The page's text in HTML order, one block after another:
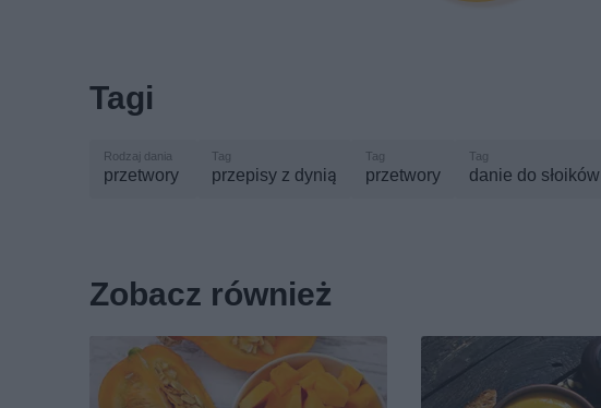
Tagi
przetwory przepisy z dynią przetwory danie do słoików
Zobacz również